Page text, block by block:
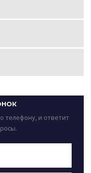
телефону, и ответит